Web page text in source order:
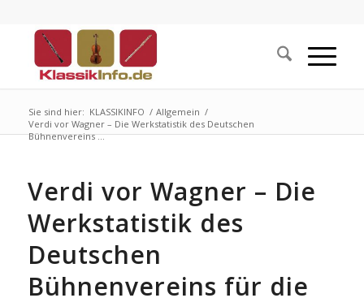
Sie sind hier: KLASSIKINFO / Allgemein /
Verdi vor Wagner – Die Werkstatistik des Deutschen
Bühnenvereins ...
Verdi vor Wagner – Die
Werkstatistik des
Deutschen
Bühnenvereins für die